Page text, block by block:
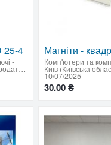
25-4
-
Київ (Київська область - продати купити)
Комп'ютери та
10/07/2025
30.00 ₴